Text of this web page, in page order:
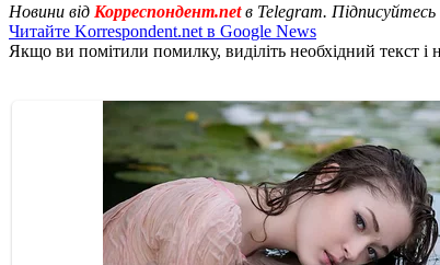
Новини від Корреспондент.netв Telegram.
Читайте Korrespondent.net в Google News
Якщо ви помітили помилку, виділіть необхідний текст